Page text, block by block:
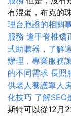
有混蛋，布克的
理台胞證的相關
服務 逢甲脊椎矯
式助聽器，了解
辦理，專業服務
的不同需求 長照
供老人養護單人
化技巧 了解SEO
斯特可以從12月